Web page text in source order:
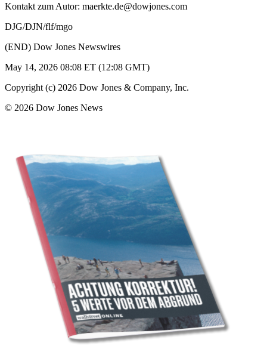
Kontakt zum Autor: maerkte.de@dowjones.com
DJG/DJN/flf/mgo
(END) Dow Jones Newswires
May 14, 2026 08:08 ET (12:08 GMT)
Copyright (c) 2026 Dow Jones & Company, Inc.
© 2026 Dow Jones News